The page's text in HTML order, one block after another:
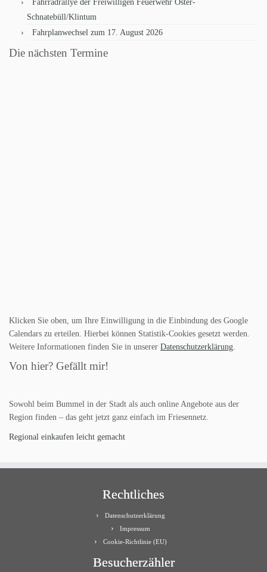
Fahrradrallye der Freiwilligen Feuerwehr Oster-
Schnatebüll/Klintum
Fahrplanwechsel zum 17. August 2026
Die nächsten Termine
Klicken Sie oben, um Ihre Einwilligung in die Einbindung des Google
Calendars zu erteilen. Hierbei können Statistik-Cookies gesetzt werden.
Weitere Informationen finden Sie in unserer Datenschutzerklärung.
Von hier? Gefällt mir!
Sowohl beim Bummel in der Stadt als auch online Angebote aus der
Region finden – das geht jetzt ganz einfach im Friesennetz.
Regional einkaufen leicht gemacht
Rechtliches
Datenschutzerklärung
Impressum
Cookie-Richtlinie (EU)
Besucherzähler